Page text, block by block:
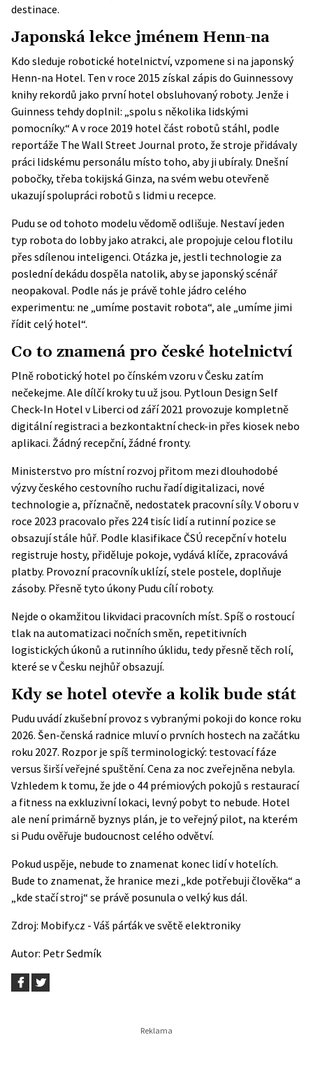
destinace.
Japonská lekce jménem Henn-na
Kdo sleduje robotické hotelnictví, vzpomene si na japonský
Henn-na Hotel. Ten v roce 2015 získal zápis do Guinnessovy
knihy rekordů jako první hotel obsluhovaný roboty. Jenže i
Guinness tehdy doplnil: „spolu s několika lidskými
pomocníky.“ A v roce 2019 hotel část robotů stáhl, podle
reportáže The Wall Street Journal proto, že stroje přidávaly
práci lidskému personálu místo toho, aby ji ubíraly. Dnešní
pobočky, třeba tokijská Ginza, na svém webu otevřeně
ukazují spolupráci robotů s lidmi u recepce.
Pudu se od tohoto modelu vědomě odlišuje. Nestaví jeden
typ robota do lobby jako atrakci, ale propojuje celou flotilu
přes sdílenou inteligenci. Otázka je, jestli technologie za
poslední dekádu dospěla natolik, aby se japonský scénář
neopakoval. Podle nás je právě tohle jádro celého
experimentu: ne „umíme postavit robota“, ale „umíme jimi
řídit celý hotel“.
Co to znamená pro české hotelnictví
Plně robotický hotel po čínském vzoru v Česku zatím
nečekejme. Ale dílčí kroky tu už jsou. Pytloun Design Self
Check-In Hotel v Liberci od září 2021 provozuje kompletně
digitální registraci a bezkontaktní check-in přes kiosek nebo
aplikaci. Žádný recepční, žádné fronty.
Ministerstvo pro místní rozvoj přitom mezi dlouhodobé
výzvy českého cestovního ruchu řadí digitalizaci, nové
technologie a, příznačně, nedostatek pracovní síly. V oboru v
roce 2023 pracovalo přes 224 tisíc lidí a rutinní pozice se
obsazují stále hůř. Podle klasifikace ČSÚ recepční v hotelu
registruje hosty, přiděluje pokoje, vydává klíče, zpracovává
platby. Provozní pracovník uklízí, stele postele, doplňuje
zásoby. Přesně tyto úkony Pudu cílí roboty.
Nejde o okamžitou likvidaci pracovních míst. Spíš o rostoucí
tlak na automatizaci nočních směn, repetitivních
logistických úkonů a rutinního úklidu, tedy přesně těch rolí,
které se v Česku nejhůř obsazují.
Kdy se hotel otevře a kolik bude stát
Pudu uvádí zkušební provoz s vybranými pokoji do konce roku
2026. Šen-čenská radnice mluví o prvních hostech na začátku
roku 2027. Rozpor je spíš terminologický: testovací fáze
versus širší veřejné spuštění. Cena za noc zveřejněna nebyla.
Vzhledem k tomu, že jde o 44 prémiových pokojů s restaurací
a fitness na exkluzivní lokaci, levný pobyt to nebude. Hotel
ale není primárně byznys plán, je to veřejný pilot, na kterém
si Pudu ověřuje budoucnost celého odvětví.
Pokud uspěje, nebude to znamenat konec lidí v hotelích.
Bude to znamenat, že hranice mezi „kde potřebuji člověka“ a
„kde stačí stroj“ se právě posunula o velký kus dál.
Zdroj: Mobify.cz - Váš párťák ve světě elektroniky
Autor: Petr Sedmík